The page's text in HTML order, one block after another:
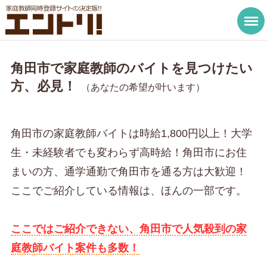
角田市で家庭教師のバイトを見つけたい
方、必見！
（あなたの希望が叶います）
角田市の家庭教師バイトは時給1,800円以上！大学
生・未経験者でも変わらず高時給！角田市にお住
まいの方、通学通勤で角田市を通る方は大歓迎！
ここでご紹介している情報は、ほんの一部です。
ここではご紹介できない、角田市で人気殺到の家
庭教師バイト案件も多数！